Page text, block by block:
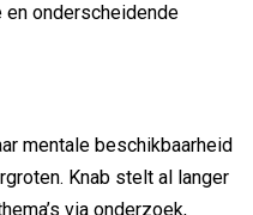
onderscheidende
mentale beschikbaarheid
Knab stelt al langer
via onderzoek,